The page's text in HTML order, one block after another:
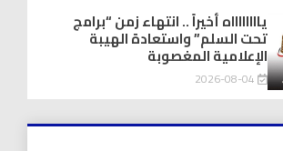
يااااااااه أخيراً .. انتهاء زمن “برامج
تحت السلم” واستعادة الهيبة
الإعلامية المغصوبة
2026-08-04